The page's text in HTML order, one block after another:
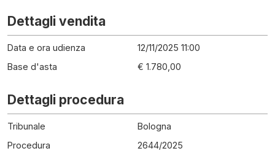
Dettagli vendita
Data e ora udienza
12/11/2025 11:00
Base d'asta
€ 1.780,00
Dettagli procedura
Tribunale
Bologna
Procedura
2644/2025